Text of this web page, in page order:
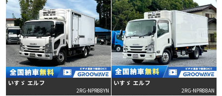
いすゞ エルフ
2RG-NPR88YN
いすゞ エルフ
2RG-NPR88AN